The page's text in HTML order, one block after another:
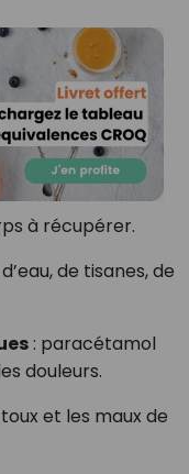
à récupérer.
de tisanes, de
: paracétamol
douleurs.
et les maux de